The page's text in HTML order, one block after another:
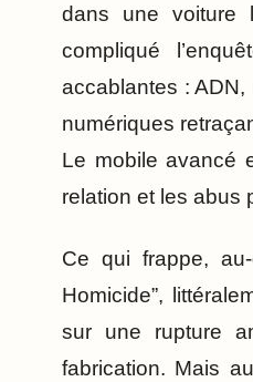
dans une voiture
compliqué
accablantes :
numériques
Le mobile avancé
relation et les abus
Ce qui frappe,
Homicide”,
sur une rupture
fabrication. Mais